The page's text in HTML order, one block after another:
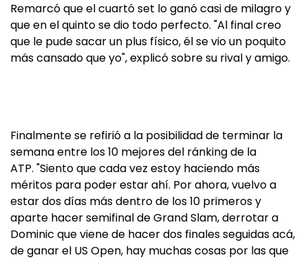
Remarcó que el cuartó set lo ganó casi de milagro y
que en el quinto se dio todo perfecto. "Al final creo
que le pude sacar un plus físico, él se vio un poquito
más cansado que yo", explicó sobre su rival y amigo.
Finalmente se refirió a la posibilidad de terminar la
semana entre los 10 mejores del ránking de la
ATP. "Siento que cada vez estoy haciendo más
méritos para poder estar ahí. Por ahora, vuelvo a
estar dos días más dentro de los 10 primeros y
aparte hacer semifinal de Grand Slam, derrotar a
Dominic que viene de hacer dos finales seguidas acá,
de ganar el US Open, hay muchas cosas por las que